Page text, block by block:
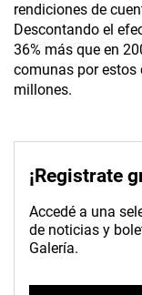
rendiciones de
Descontando el
36% más que en
comunas por estos
millones.
¡Registrate
Accedé a una
de noticias y
Galería.